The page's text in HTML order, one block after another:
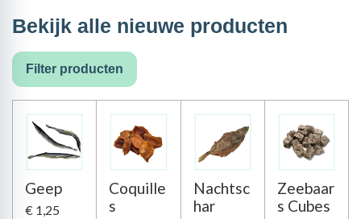
Bekijk alle nieuwe producten
Filter producten
Geep
€ 1,25
Coquille
s
Nachtsc
har
Zeebaar
s Cubes